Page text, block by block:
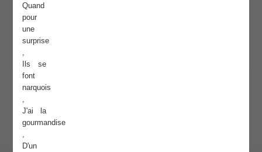
Quand
pour
une
surprise
Ils se
font
narquois
J'ai la
gourmandise
D'un